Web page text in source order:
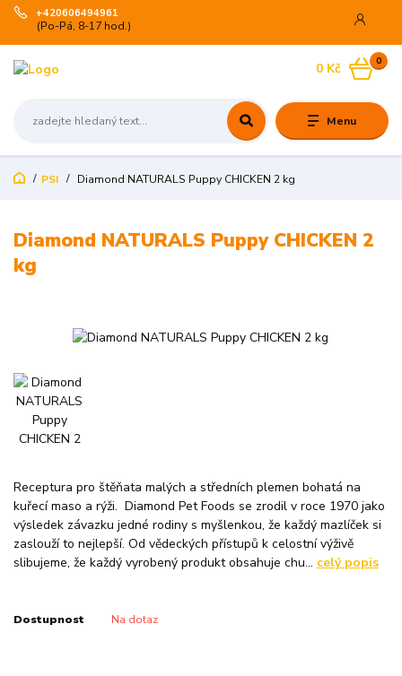
Menu
+420606494961
(Po-Pá, 8-17 hod.)
0
0 Kč
PSI Diamond NATURALS Puppy CHICKEN 2 kg
Diamond NATURALS Puppy CHICKEN 2
kg
Receptura pro štěňata malých a středních plemen bohatá na
kuřecí maso a rýži. Diamond Pet Foods se zrodil v roce 1970 jako
výsledek závazku jedné rodiny s myšlenkou, že každý mazlíček si
zaslouží to nejlepší. Od vědeckých přístupů k celostní výživě
slibujeme, že každý vyrobený produkt obsahuje chu... celý popis
Dostupnost Na dotaz